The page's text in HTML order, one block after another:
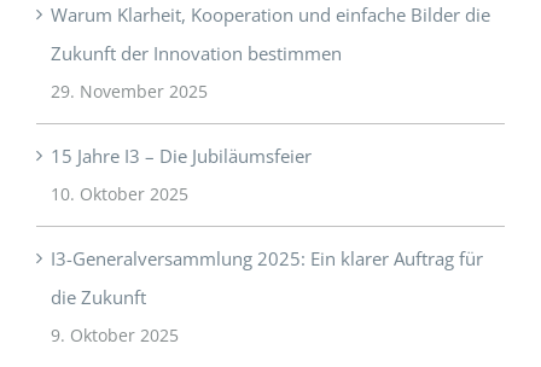
Warum Klarheit, Kooperation und einfache Bilder die
Zukunft der Innovation bestimmen
29. November 2025
15 Jahre I3 – Die Jubiläumsfeier
10. Oktober 2025
I3-Generalversammlung 2025: Ein klarer Auftrag für
die Zukunft
9. Oktober 2025